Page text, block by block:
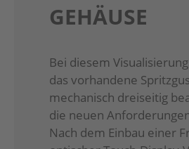
GEHÄUSE
Bei diesem
das vorhandene
mechanisch dreiseitig
die neuen
Nach dem Einbau einer